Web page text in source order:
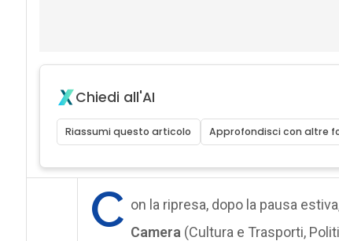
Chiedi all'AI
Riassumi questo articolo Approfondisci con altre
C on la ripresa, dopo la pausa
Camera (Cultura e Trasporti,